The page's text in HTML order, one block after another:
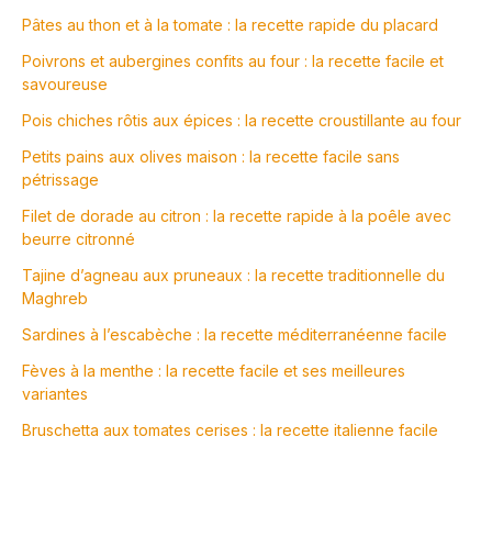
Pâtes au thon et à la tomate : la recette rapide du placard
Poivrons et aubergines confits au four : la recette facile et
savoureuse
Pois chiches rôtis aux épices : la recette croustillante au four
Petits pains aux olives maison : la recette facile sans
pétrissage
Filet de dorade au citron : la recette rapide à la poêle avec
beurre citronné
Tajine d’agneau aux pruneaux : la recette traditionnelle du
Maghreb
Sardines à l’escabèche : la recette méditerranéenne facile
Fèves à la menthe : la recette facile et ses meilleures
variantes
Bruschetta aux tomates cerises : la recette italienne facile